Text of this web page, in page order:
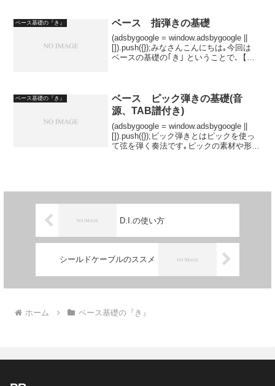
ベース基礎の『き』 ベース 指弾きの基礎
(adsbygoogle = window.adsbygoogle ||
[]).push({});みなさんこんにちは｡今回は
ベースの基礎の｢き｣ ということで､【指
ベース基礎の『き』
ベース ピック弾きの基礎(音
源、TAB譜付き)
(adsbygoogle = window.adsbygoogle ||
[]).push({});ピック弾きとはピックを使っ
て弦を弾く奏法です｡ピックの素材や形状
D.I.の使い方
シールドケーブルのススメ
ホーム ベース基礎の『き』